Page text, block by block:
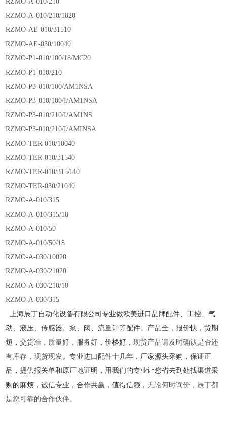
RZMO-A-010/210/1820
RZMO-AE-010/31510
RZMO-AE-030/10040
RZMO-P1-010/100/18/MC20
RZMO-P1-010/210
RZMO-P3-010/100/AM1NSA
RZMO-P3-010/100/I/AM1NSA
RZMO-P3-010/210/I/AM1NS
RZMO-P3-010/210/I/AMINSA
RZMO-TER-010/10040
RZMO-TER-010/31540
RZMO-TER-010/315/I40
RZMO-TER-030/21040
RZMO-A-010/315
RZMO-A-010/315/18
RZMO-A-010/50
RZMO-A-010/50/18
RZMO-A-030/10020
RZMO-A-030/21020
RZMO-A-030/210/18
RZMO-A-030/315
上海辰丁自动化设备有限公司专业做欧美进口品牌配件、工控、气
动、液压、传感器、泵 、 阀 、流量计等配件。 产品全 ，报价快，货期
短 ，交货准 ， 质量好 ， 服务好 ，价格好，现货产品请及时确认是否还
有库存 ，现货现发。专业进口配件十几年，厂家源头采购，保证正
品，提供报关单和原厂地证明，用我们的专业让您省去到处找渠道采
购的麻烦，诚信专业，合作共赢，值得信赖 ，无论何时询价，辰丁都
是您可靠的合作伙伴。